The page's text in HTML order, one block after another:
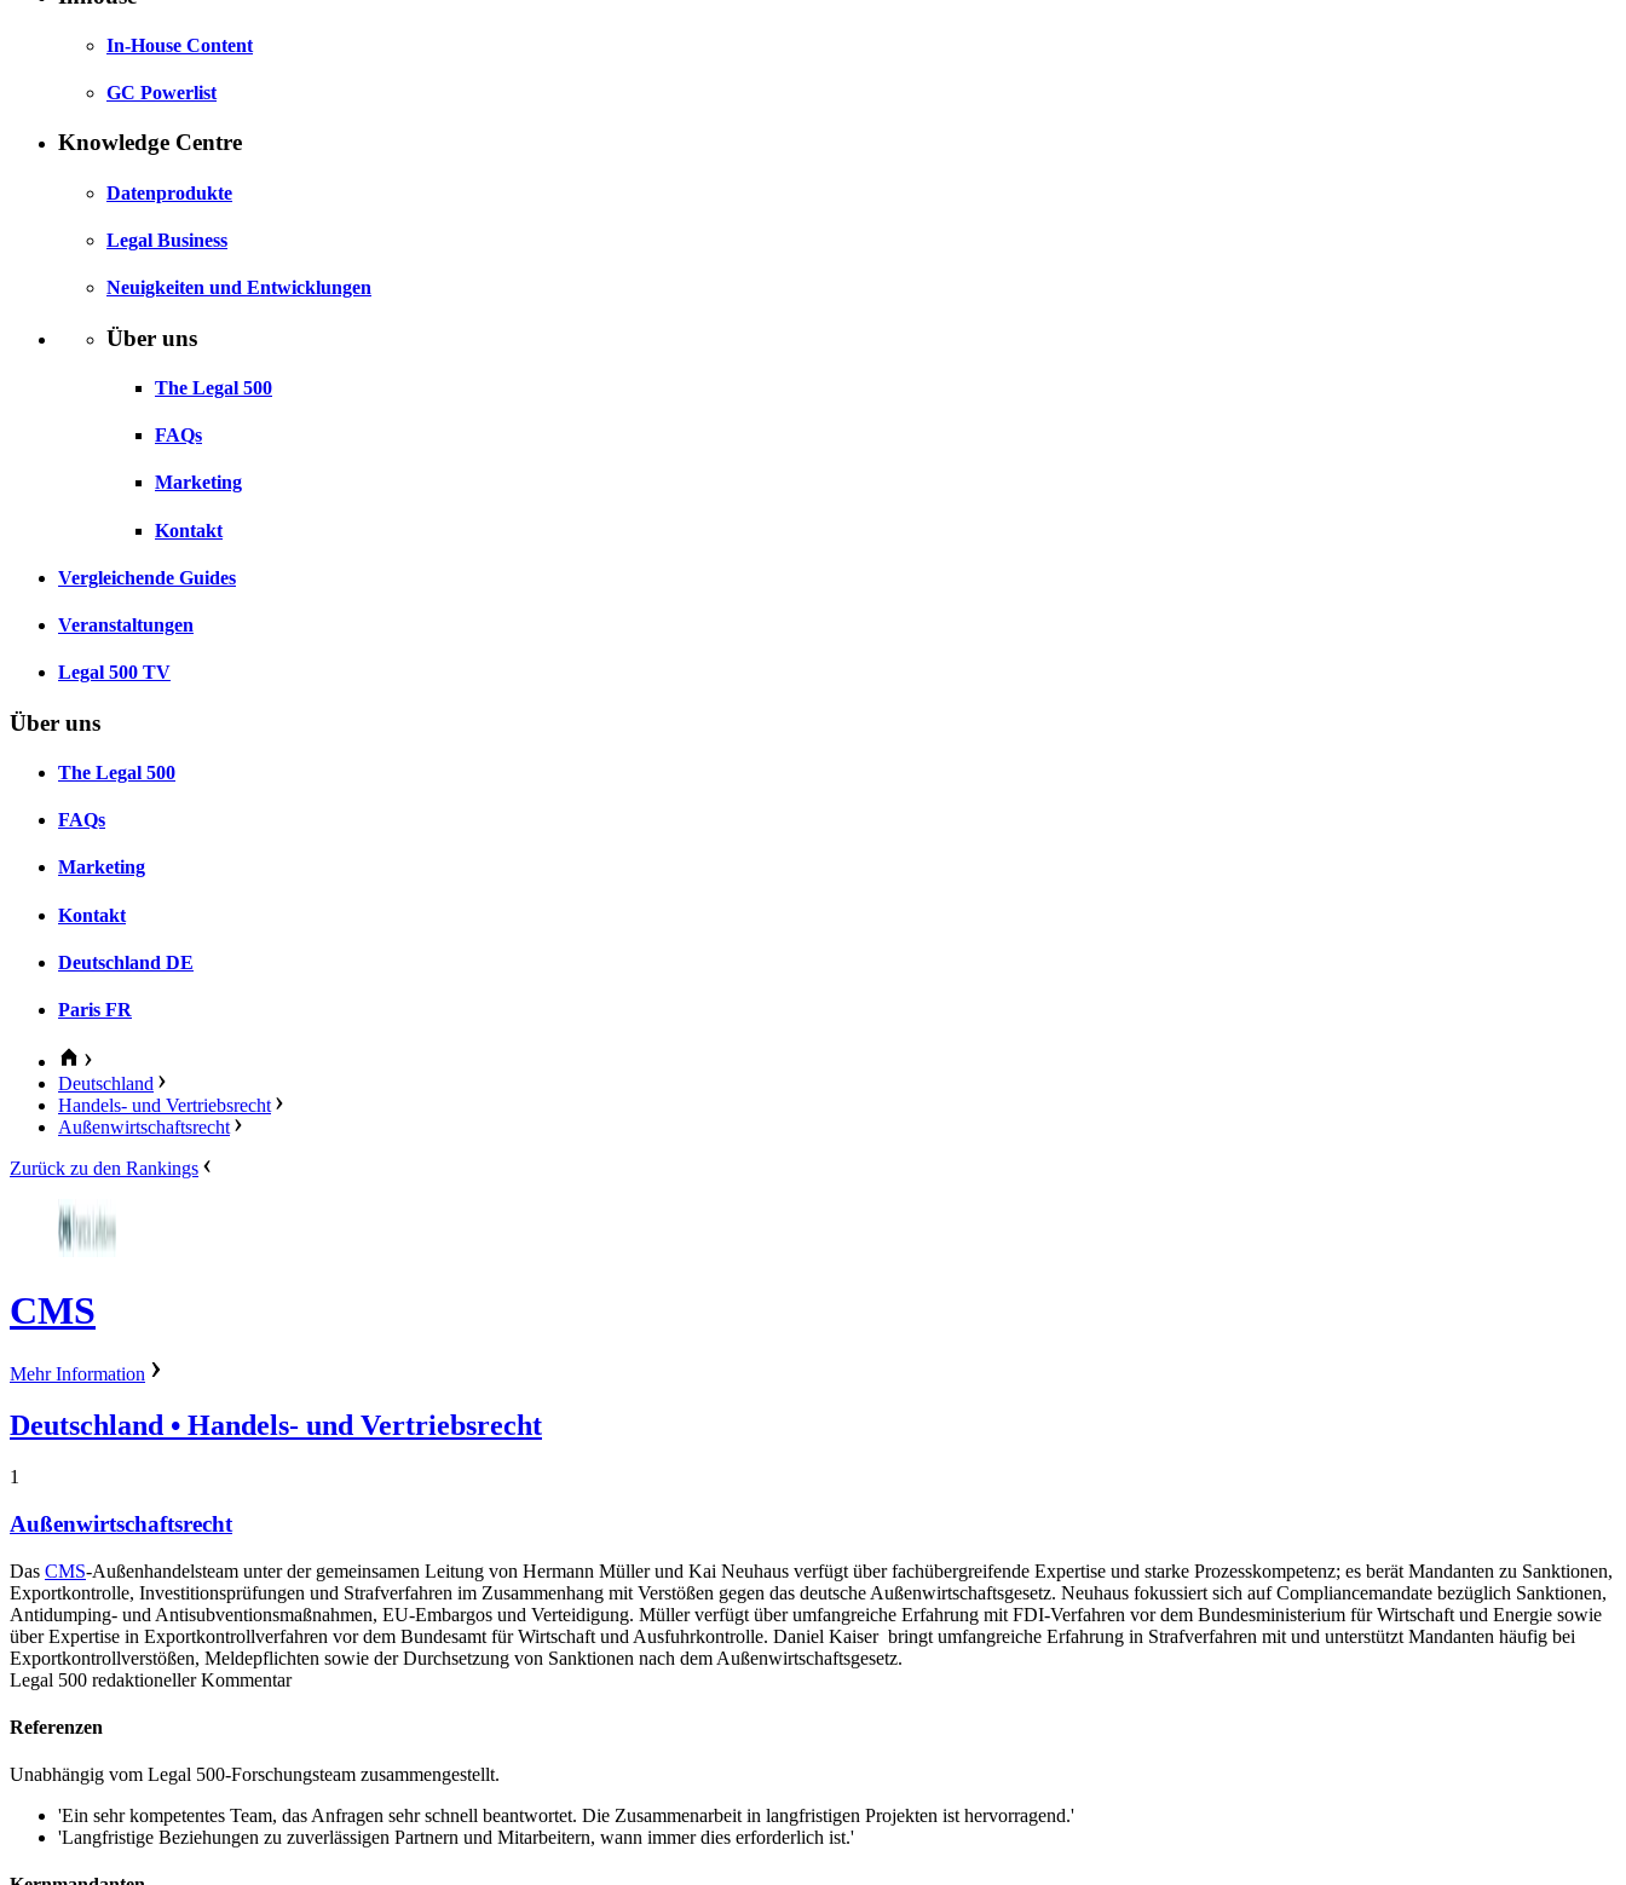
In-House Content
GC Powerlist
Knowledge Centre
Datenprodukte
Legal Business
Neuigkeiten und Entwicklungen
Über uns
The Legal 500
FAQs
Marketing
Kontakt
Vergleichende Guides
Veranstaltungen
Legal 500 TV
Über uns
The Legal 500
FAQs
Marketing
Kontakt
Deutschland DE
Paris FR
Deutschland
Handels- und Vertriebsrecht
Außenwirtschaftsrecht
Zurück zu den Rankings
CMS
Mehr Information
Deutschland • Handels- und Vertriebsrecht
1
Außenwirtschaftsrecht
Das CMS-Außenhandelsteam unter der gemeinsamen Leitung von Hermann Müller und Kai Neuhaus verfügt über fachübergreifende Expertise und starke Prozesskompetenz; es berät Mandanten zu Sanktionen,
Exportkontrolle, Investitionsprüfungen und Strafverfahren im Zusammenhang mit Verstößen gegen das deutsche Außenwirtschaftsgesetz. Neuhaus fokussiert sich auf Compliancemandate bezüglich Sanktionen,
Antidumping- und Antisubventionsmaßnahmen, EU-Embargos und Verteidigung. Müller verfügt über umfangreiche Erfahrung mit FDI-Verfahren vor dem Bundesministerium für Wirtschaft und Energie sowie
über Expertise in Exportkontrollverfahren vor dem Bundesamt für Wirtschaft und Ausfuhrkontrolle. Daniel Kaiser bringt umfangreiche Erfahrung in Strafverfahren mit und unterstützt Mandanten häufig bei
Exportkontrollverstößen, Meldepflichten sowie der Durchsetzung von Sanktionen nach dem Außenwirtschaftsgesetz.
Legal 500 redaktioneller Kommentar
Referenzen
Unabhängig vom Legal 500-Forschungsteam zusammengestellt.
'Ein sehr kompetentes Team, das Anfragen sehr schnell beantwortet. Die Zusammenarbeit in langfristigen Projekten ist hervorragend.'
'Langfristige Beziehungen zu zuverlässigen Partnern und Mitarbeitern, wann immer dies erforderlich ist.'